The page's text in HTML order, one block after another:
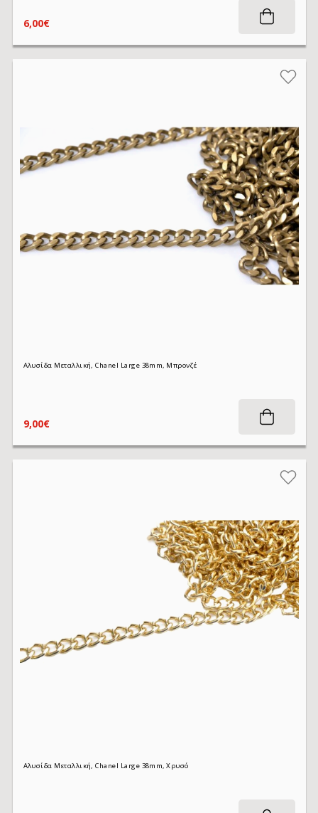
6,00€
Αλυσίδα Μεταλλική, Chanel Large 38mm, Μπρονζέ
9,00€
Αλυσίδα Μεταλλική, Chanel Large 38mm, Χρυσό